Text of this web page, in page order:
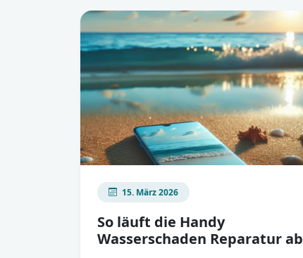
15. März 2026
So läuft die Handy
Wasserschaden Reparatur ab